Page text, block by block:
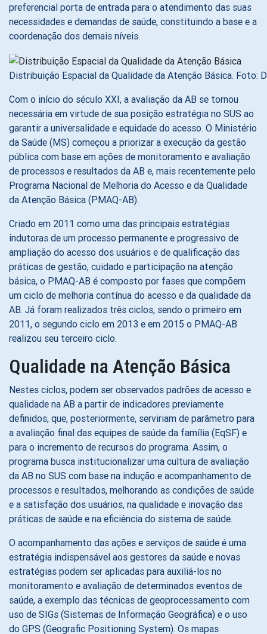
preferencial porta de entrada para o atendimento das suas
necessidades e demandas de saúde, constituindo a base e a
coordenação dos demais níveis.
Distribuição Espacial da Qualidade da Atenção Básica. Foto:
Com o início do século XXI, a avaliação da AB se tornou
necessária em virtude de sua posição estratégia no SUS ao
garantir a universalidade e equidade do acesso. O Ministério
da Saúde (MS) começou a priorizar a execução da gestão
pública com base em ações de monitoramento e avaliação
de processos e resultados da AB e, mais recentemente pelo
Programa Nacional de Melhoria do Acesso e da Qualidade
da Atenção Básica (PMAQ-AB).
Criado em 2011 como uma das principais estratégias
indutoras de um processo permanente e progressivo de
ampliação do acesso dos usuários e de qualificação das
práticas de gestão, cuidado e participação na atenção
básica, o PMAQ-AB é composto por fases que compõem
um ciclo de melhoria contínua do acesso e da qualidade da
AB. Já foram realizados três ciclos, sendo o primeiro em
2011, o segundo ciclo em 2013 e em 2015 o PMAQ-AB
realizou seu terceiro ciclo.
Qualidade na Atenção Básica
Nestes ciclos, podem ser observados padrões de acesso e
qualidade na AB a partir de indicadores previamente
definidos, que, posteriormente, serviriam de parâmetro para
a avaliação final das equipes de saúde da família (EqSF) e
para o incremento de recursos do programa. Assim, o
programa busca institucionalizar uma cultura de avaliação
da AB no SUS com base na indução e acompanhamento de
processos e resultados, melhorando as condições de saúde
e a satisfação dos usuários, na qualidade e inovação das
práticas de saúde e na eficiência do sistema de saúde.
O acompanhamento das ações e serviços de saúde é uma
estratégia indispensável aos gestores da saúde e novas
estratégias podem ser aplicadas para auxiliá-los no
monitoramento e avaliação de determinados eventos de
saúde, a exemplo das técnicas de geoprocessamento com
uso de SIGs (Sistemas de Informação Geográfica) e o uso
do GPS (Geografic Positioning System). Os mapas